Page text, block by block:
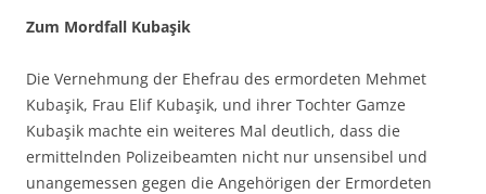
Zum Mordfall Kubaşik
Die Vernehmung der Ehefrau des ermordeten Mehmet
Kubaşik, Frau Elif Kubaşik, und ihrer Tochter Gamze
Kubaşik machte ein weiteres Mal deutlich, dass die
ermittelnden Polizeibeamten nicht nur unsensibel und
unangemessen gegen die Angehörigen der Ermordeten